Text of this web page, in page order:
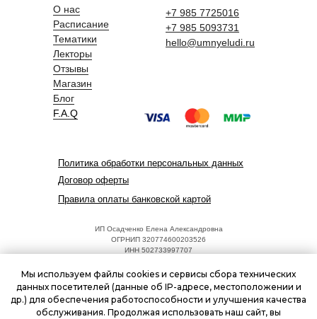
О нас
Расписание
Тематики
Лекторы
Отзывы
Магазин
Блог
F.A.Q
+7 985 7725016
+7 985 5093731
hello@umnyeludi.ru
Политика обработки персональных данных
Договор оферты
Правила оплаты банковской картой
ИП Осадченко Елена Александровна
ОГРНИП 320774600203526
ИНН 502733997707
hello@umnyeludi.ru
Режим работы: ежедневно 09:00 - 18:00
Мы используем файлы cookies и сервисы сбора технических
данных посетителей (данные об IP-адресе, местоположении и
др.) для обеспечения работоспособности и улучшения качества
обслуживания. Продолжая использовать наш сайт, вы